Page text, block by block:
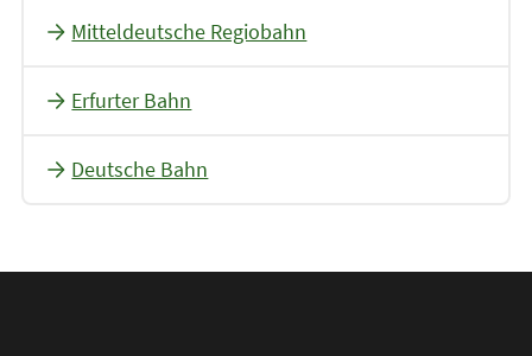
Mitteldeutsche Regiobahn
Erfurter Bahn
Deutsche Bahn